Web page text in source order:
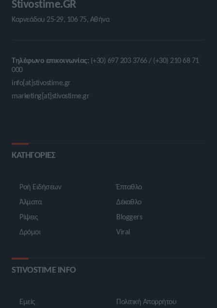
Stivostime.GR
Καρνεάδου 25-29, 106 75, Αθήνα
Τηλέφωνο επικοινωνίας: (+30) 697 203 3766 / (+30) 210 68 71
000
info[at]stivostime.gr
marketing[at]stivostime.gr
ΚΑΤΗΓΟΡΙΕΣ
Ροή Ειδήσεων
Άλματα
Ρίψεις
Δρόμοι
Έπταθλο
Δέκαθλο
Bloggers
Viral
STIVOSTIME INFO
Εμείς
Πολιτική Απορρήτου